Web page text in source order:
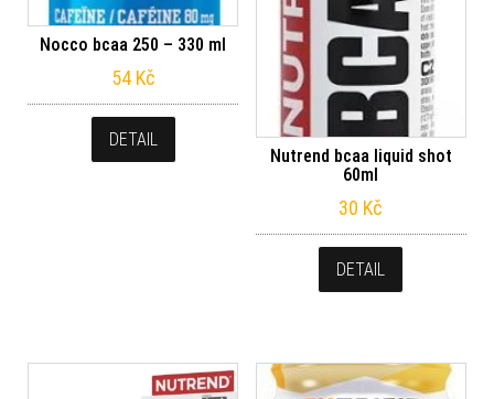
Nocco bcaa 250 – 330 ml
54 Kč
DETAIL
Nutrend bcaa liquid shot
60ml
30 Kč
DETAIL